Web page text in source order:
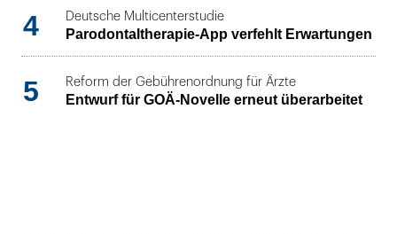
4 Deutsche Multicenterstudie
Parodontaltherapie-App verfehlt Erwartungen
5 Reform der Gebührenordnung für Ärzte
Entwurf für GOÄ-Novelle erneut überarbeitet